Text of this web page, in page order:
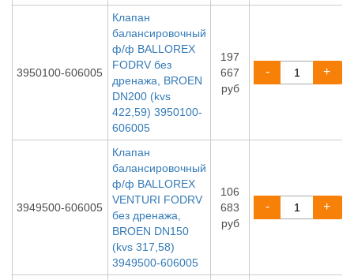
3950100-606005
Клапан
балансировочный
ф/ф BALLOREX
FODRV без
дренажа, BROEN
DN200 (kvs
422,59) 3950100-
606005
197
667
руб
- +
3949500-606005
Клапан
балансировочный
ф/ф BALLOREX
VENTURI FODRV
без дренажа,
BROEN DN150
(kvs 317,58)
3949500-606005
106
683
руб
- +